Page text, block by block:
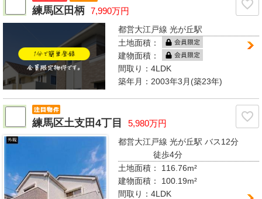
練馬区田柄 7,990万円
都営大江戸線 光が丘駅
土地面積：
建物面積：
間取り：4LDK
築年月：2003年3月(築23年)
練馬区土支田4丁目 5,980万円
都営大江戸線 光が丘駅バス12分
徒歩4分
土地面積： 116.76m²
建物面積： 100.19m²
間取り：4LDK